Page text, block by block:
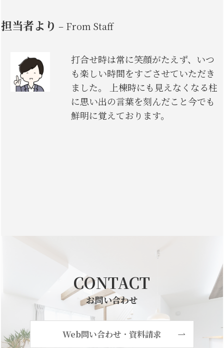
担当者より – From Staff
打合せ時は常に笑顔がたえず、いつ
も楽しい時間をすごさせていただき
ました。 上棟時にも見えなくなる柱
に思い出の言葉を刻んだこと今でも
鮮明に覚えております。
CONTACT
お問い合わせ
Web問い合わせ ・資料請求